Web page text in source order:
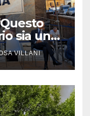
sia un
VILLANI